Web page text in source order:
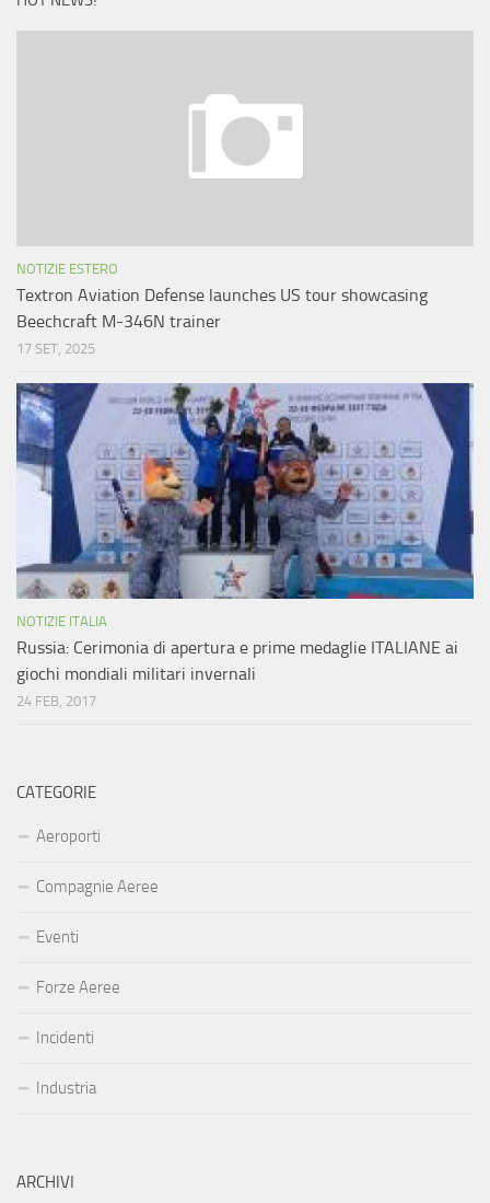
NOTIZIE ESTERO
Textron Aviation Defense launches US tour showcasing
Beechcraft M-346N trainer
17 SET, 2025
NOTIZIE ITALIA
Russia: Cerimonia di apertura e prime medaglie ITALIANE ai
giochi mondiali militari invernali
24 FEB, 2017
CATEGORIE
Aeroporti
Compagnie Aeree
Eventi
Forze Aeree
Incidenti
Industria
ARCHIVI